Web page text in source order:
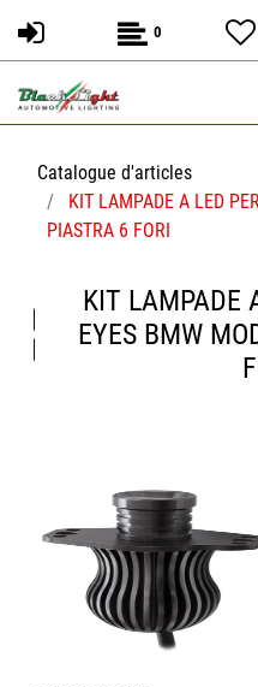
0
Catalogue d'articles
KIT LAMPADE A LED
PIASTRA 6 FORI
KIT LAMPADE
EYES BMW